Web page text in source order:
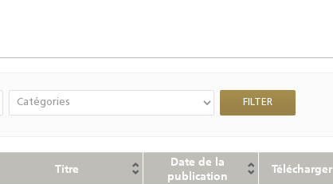
Titre
Date de la
publication
Télécharger